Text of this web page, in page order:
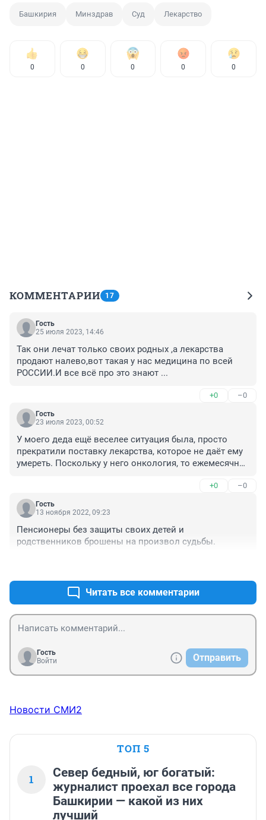
Башкирия Минздрав Суд Лекарство
0 0 0 0 0
КОММЕНТАРИИ 17
Гость
25 июля 2023, 14:46
Так они лечат только своих родных ,а лекарства
продают налево,вот такая у нас медицина по всей
РОССИИ.И все всё про это знают ...
+0 –0
Гость
23 июля 2023, 00:52
У моего деда ещё веселее ситуация была, просто
прекратили поставку лекарства, которое не даёт ему
умереть. Поскольку у него онкология, то ежемесячно
году его поставку прекратили. Выяснилось , что из
бюджета деньги поступали в башфармацию, но до
конечного получателя лекарство не доходило.
после нашего обращения.
+0 –0
Гость
13 ноября 2022, 09:23
Пенсионеры без защиты своих детей и
родственников брошены на произвол судьбы.
Читать все комментарии
Гость
Войти
Отправить
Новости СМИ2
ТОП 5
1
Север бедный, юг богатый:
журналист проехал все города
Башкирии — какой из них
лучший